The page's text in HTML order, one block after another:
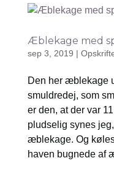
Æblekage med
sep 3, 2019 |
Den her æblekage
smuldredej, som
er den, at der var
pludselig synes
æblekage. Og
haven bugnede af